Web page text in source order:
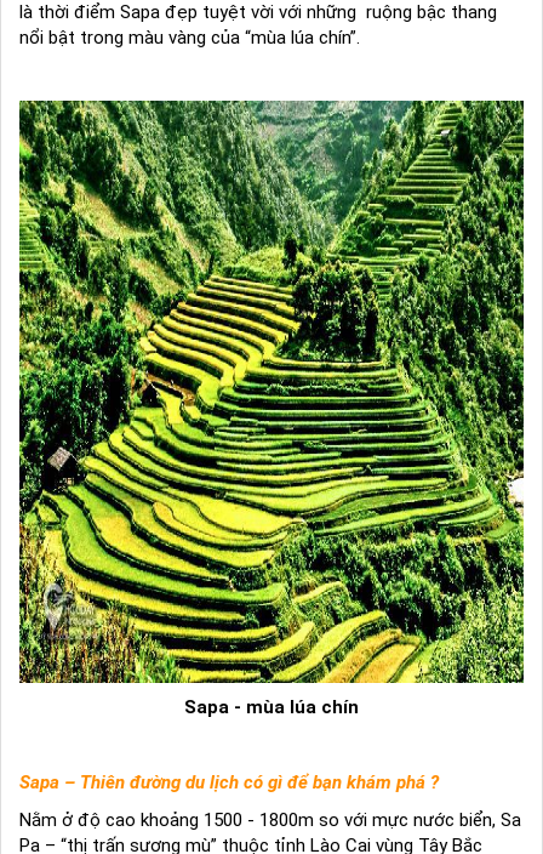
là thời điểm Sapa đẹp tuyệt vời với những ruộng bậc thang
nổi bật trong màu vàng của “mùa lúa chín”.
Sapa - mùa lúa chín
Sapa – Thiên đường du lịch có gì để bạn khám phá ?
Nằm ở độ cao khoảng 1500 - 1800m so với mực nước biển, Sa
Pa – “thị trấn sương mù” thuộc tỉnh Lào Cai vùng Tây Bắc